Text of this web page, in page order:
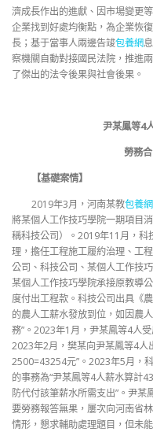
濟成長作出的進獻、因市場變更
企業找到好處均衡點，為企業恢
長；基于當事人兩邊告竣包養網
察機關自動對接國民法院，推進
了傑出的法令後果與社會後果。
尹某鳳等4
勞務
【基礎案情】
2019年3月，河南某教包養網
將某個人工作技巧學院一期項目
稱科技公司）。2019年11月，科
理，擔任工程施工履約治理、工
公司、科技公司、某個人工作技
某個人工作技巧學院承接原教導
度付出工程款。科技公司出具《
的農人工薪水發放到位，如因農
務”。2023年1月，尹某鳳等4人
2023年2月，樊某向尹某鳳等4人
2500=43254元”。2023年5月，
的事務為“尹某鳳等4人薪水算計
防代付該筆薪水所需支出”。尹
要勞務報答無果，屢次向河南省
情形，懇求輔助處理題目，但未